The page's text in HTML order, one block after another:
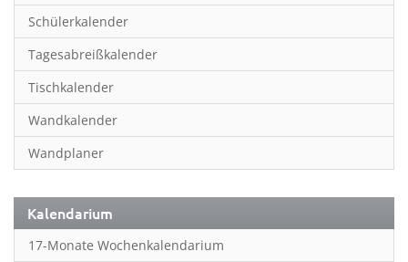
Humor & Cartoon
Inpiration & Entspannung
Inspiration & Entspannung
Inspiration & Spiritualität
Kinderkalender
Kunst
Länder & Städte
Landschaft & Natur
Schülerkalender
Tagesabreißkalender
Tischkalender
Wandkalender
Wandplaner
Kalendarium
17-Monate Wochenkalendarium